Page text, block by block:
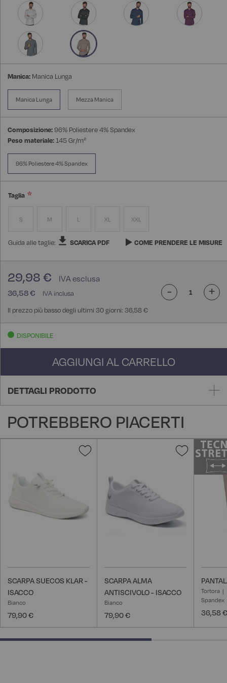
Manica: Manica Lunga
Manica Lunga Mezza Manica
Composizione:96% Poliestere 4% Spandex
Peso materiale:145 Gr/m²
96% Poliestere 4% Spandex
Taglia
S M L XL XXL
Guida alle taglie: SCARICA PDF COME PRENDERE LE MISURE
36,58 €
29,98 €
Il prezzo più basso degli ultimi 30 giorni: 36,58 €
- +
DISPONIBILE
AGGIUNGI AL CARRELLO
DETTAGLI PRODOTTO
POTREBBERO PIACERTI
Aggiungi
desideri
SCARPA SUECOS KLAR -
ISACCO
Bianco
79,90 €
Aggiungi
SCARPA ALMA
ANTISCIVOLO - ISACCO
Bianco
79,90 €
Tortora
Spandex
36,58 €
66.66666666666666% completed